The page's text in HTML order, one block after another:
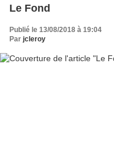
Le Fond
Publié le 13/08/2018 à 19:04
Par jcleroy